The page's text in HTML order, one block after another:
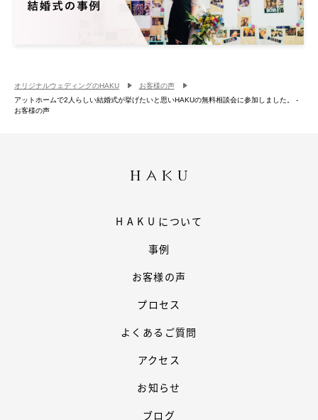
オリジナルウェディングのHAKU
お客様の声
アットホームで2人らしい結婚式が挙げたいと思いHAKUの無料相談会に参加しました。 -
お客様の声
HAKU について
事例
お客様の声
プロセス
よくあるご質問
アクセス
お知らせ
ブログ